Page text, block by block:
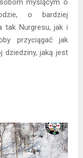
myślącym o
o bardziej
tak Nurgresu, jak i
przyciągać jak
dziedziny, jaką jest